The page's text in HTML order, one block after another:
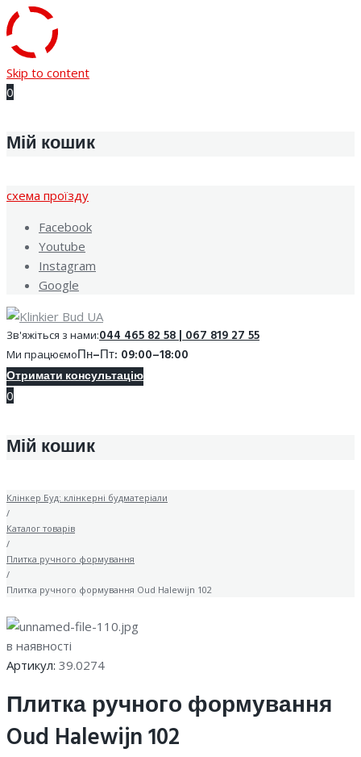
Skip to content
0
Мій кошик
cхема проїзду
Facebook
Youtube
Instagram
Google
Зв'яжіться з нами:044 465 82 58 | 067 819 27 55
Ми працюємоПн–Пт: 09:00–18:00
Отримати консультацію
0
Мій кошик
Клінкер Буд: клінкерні будматеріали
/
Каталог товарів
/
Плитка ручного формування
/
Плитка ручного формування Oud Halewijn 102
в наявності
Артикул: 39.0274
Плитка ручного формування
Oud Halewijn 102